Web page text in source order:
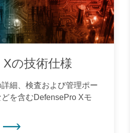
Xの技術仕様
細、検査および管理ポー
どを含むDefensePro Xモ